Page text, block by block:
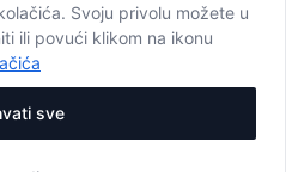
Svoju privolu možete u
ili povući klikom na ikonu
sve